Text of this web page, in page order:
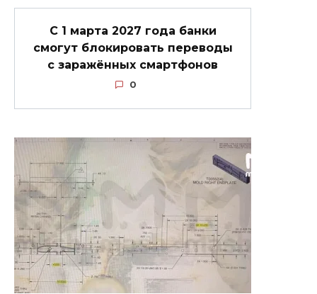
С 1 марта 2027 года банки
смогут блокировать переводы
с заражённых смартфонов
0